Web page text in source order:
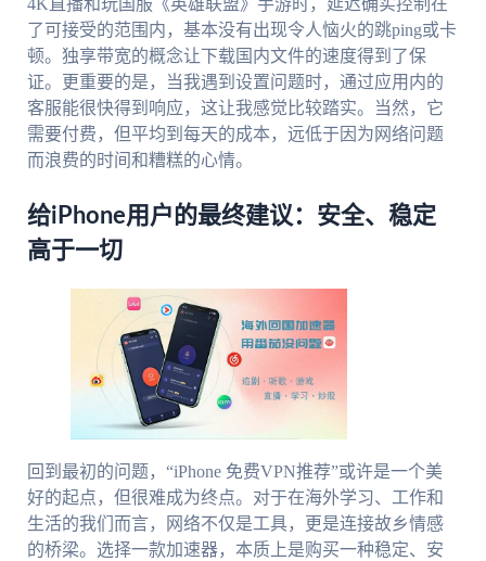
4K直播和玩国服《英雄联盟》手游时，延迟确实控制在
了可接受的范围内，基本没有出现令人恼火的跳ping或卡
顿。独享带宽的概念让下载国内文件的速度得到了保
证。更重要的是，当我遇到设置问题时，通过应用内的
客服能很快得到响应，这让我感觉比较踏实。当然，它
需要付费，但平均到每天的成本，远低于因为网络问题
而浪费的时间和糟糕的心情。
给iPhone用户的最终建议：安全、稳定
高于一切
回到最初的问题，“iPhone 免费VPN推荐”或许是一个美
好的起点，但很难成为终点。对于在海外学习、工作和
生活的我们而言，网络不仅是工具，更是连接故乡情感
的桥梁。选择一款加速器，本质上是购买一种稳定、安